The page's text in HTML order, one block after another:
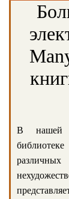
В нашей